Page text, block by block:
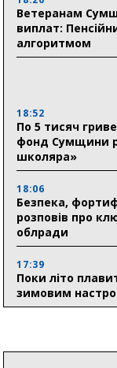
Ветеранам
виплат:
алгоритмом
18:52
По 5 тисяч
фонд Сумщини
школяра»
18:06
Безпека,
розповів про
облради
17:39
Поки літо
зимовим